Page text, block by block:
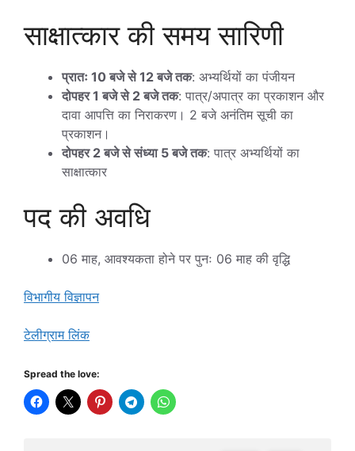
साक्षात्कार की समय सारिणी
प्रातः 10 बजे से 12 बजे तक: अभ्यर्थियों का पंजीयन
दोपहर 1 बजे से 2 बजे तक: पात्र/अपात्र का प्रकाशन और
दावा आपत्ति का निराकरण। 2 बजे अनंतिम सूची का
प्रकाशन।
दोपहर 2 बजे से संध्या 5 बजे तक: पात्र अभ्यर्थियों का
साक्षात्कार
पद की अवधि
06 माह, आवश्यकता होने पर पुनः 06 माह की वृद्धि
विभागीय विज्ञापन
टेलीग्राम लिंक
Spread the love: